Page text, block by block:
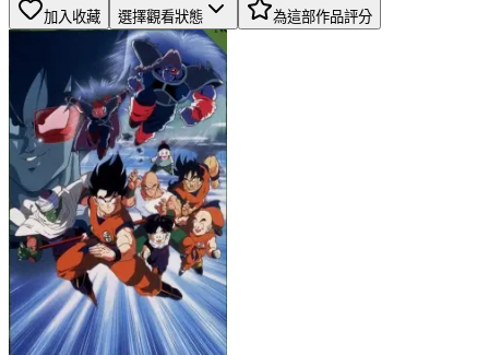
加入收藏 選擇觀看狀態 為這部作品評分